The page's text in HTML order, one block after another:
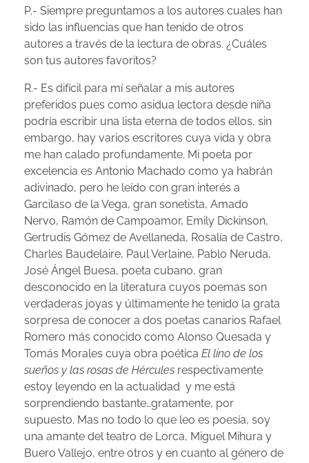
P.- Siempre preguntamos a los autores cuales han
sido las influencias que han tenido de otros
autores a través de la lectura de obras. ¿Cuáles
son tus autores favoritos?
R.- Es difícil para mí señalar a mis autores
preferidos pues como asidua lectora desde niña
podría escribir una lista eterna de todos ellos, sin
embargo, hay varios escritores cuya vida y obra
me han calado profundamente. Mi poeta por
excelencia es Antonio Machado como ya habrán
adivinado, pero he leído con gran interés a
Garcilaso de la Vega, gran sonetista, Amado
Nervo, Ramón de Campoamor, Emily Dickinson,
Gertrudis Gómez de Avellaneda, Rosalía de Castro,
Charles Baudelaire, Paul Verlaine, Pablo Neruda,
José Ángel Buesa, poeta cubano, gran
desconocido en la literatura cuyos poemas son
verdaderas joyas y últimamente he tenido la grata
sorpresa de conocer a dos poetas canarios Rafael
Romero más conocido como Alonso Quesada y
Tomás Morales cuya obra poética El lino de los
sueños y las rosas de Hércules respectivamente
estoy leyendo en la actualidad y me está
sorprendiendo bastante…gratamente, por
supuesto. Mas no todo lo que leo es poesía, soy
una amante del teatro de Lorca, Miguel Mihura y
Buero Vallejo, entre otros y en cuanto al género de